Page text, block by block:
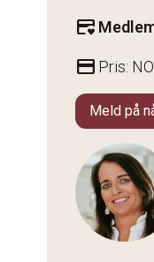
credit_card_heart
credit_card Pris:
Meld på